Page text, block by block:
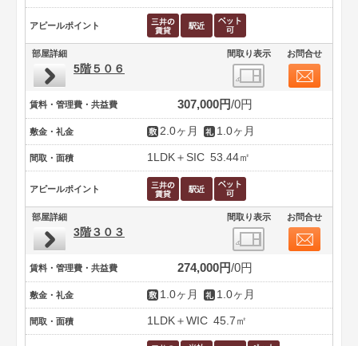
アピールポイント
部屋詳細 間取り表示 お問合せ
5階５０６
賃料・管理費・共益費 307,000円 0円
敷金・礼金 2.0ヶ月 1.0ヶ月
間取・面積 1LDK＋SIC 53.44㎡
アピールポイント
部屋詳細 間取り表示 お問合せ
3階３０３
賃料・管理費・共益費 274,000円 0円
敷金・礼金 1.0ヶ月 1.0ヶ月
間取・面積 1LDK＋WIC 45.7㎡